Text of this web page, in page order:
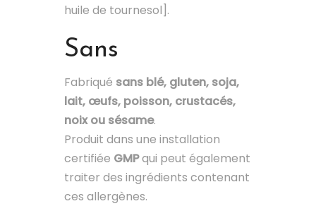
huile de tournesol].
Sans
Fabriqué sans blé, gluten, soja,
lait, œufs, poisson, crustacés,
noix ou sésame.
Produit dans une installation
certifiée GMPqui peut également
traiter des ingrédients contenant
ces allergènes.